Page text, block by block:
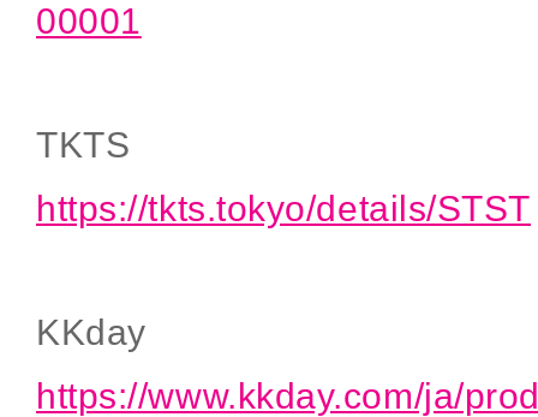
00001
TKTS
https://tkts.tokyo/details/STST
KKday
https://www.kkday.com/ja/